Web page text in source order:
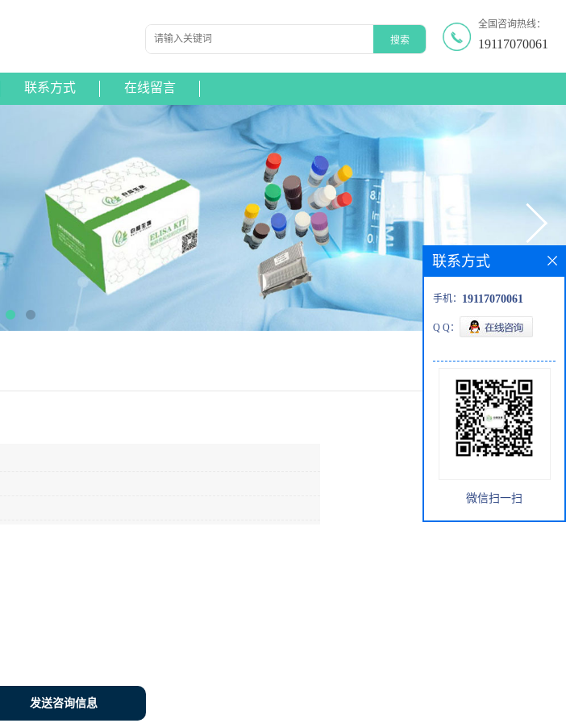
全国咨询热线：
19117070061
联系方式 在线留言
发送咨询信息
联系方式
手机： 19117070061
Q Q：
微信扫一扫